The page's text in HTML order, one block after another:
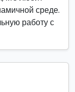
среде.
работу с